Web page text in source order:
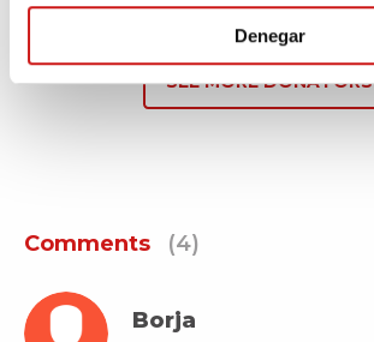
Denegar
SEE MORE DONATORS
Comments (4)
Borja